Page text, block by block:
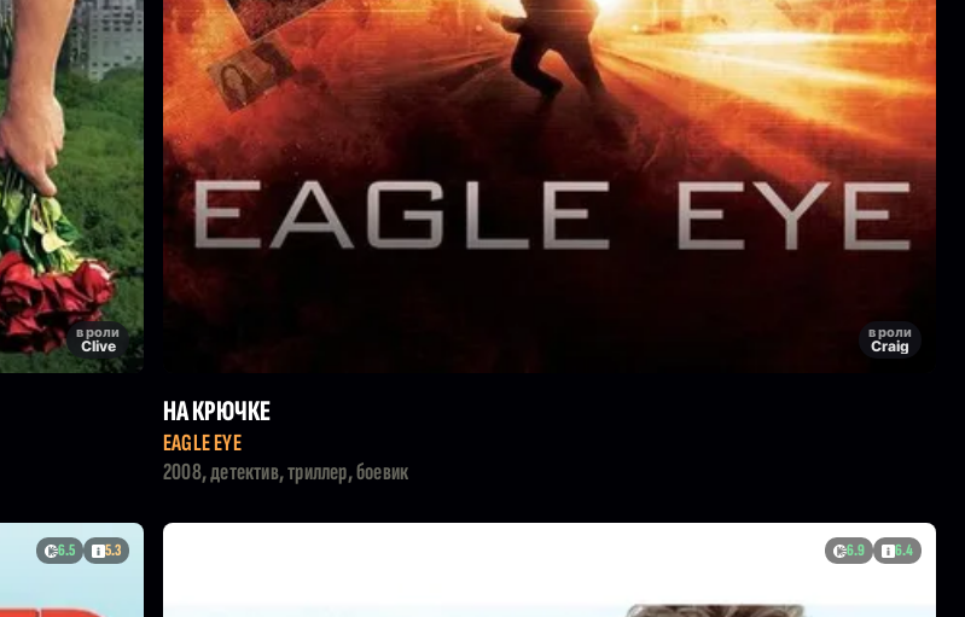
в роли
Clive
в роли
Craig
НА КРЮЧКЕ
EAGLE EYE
2008, детектив, триллер, боевик
6.5 5.3 6.9 6.4